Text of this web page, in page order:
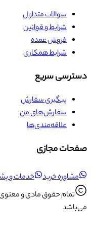
سوالات متداول
شرایط و قوانین
فروش عمده
شرایط همکاری
دسترسی سریع
پیگیری سفارش
سفارش‌های من
علاقه‌مندی‌ها
صفحات مجازی
مشاوره خرید خدمات و
تمام حقوق مادی و
می‌باشد